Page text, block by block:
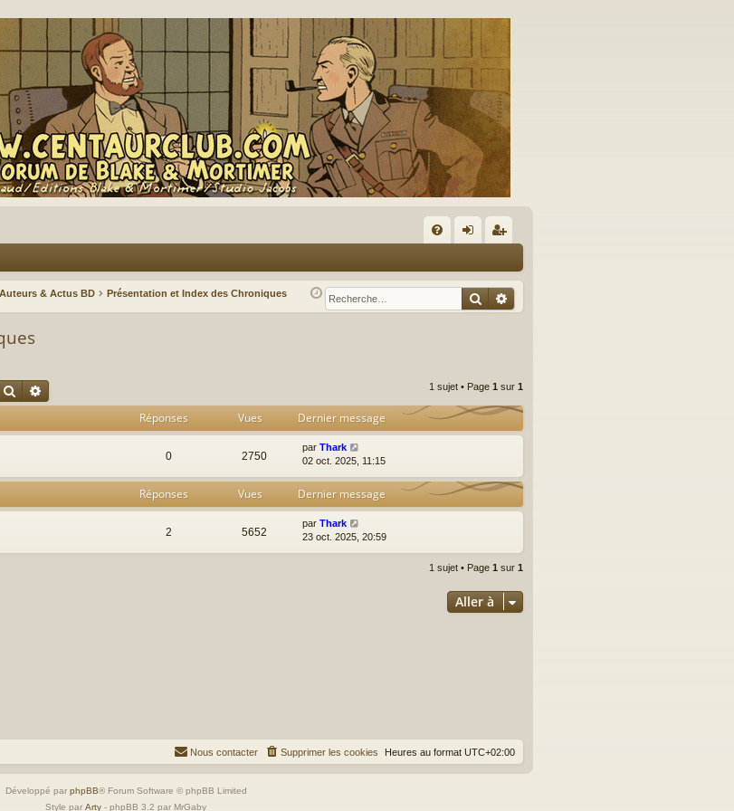
Q ne
xi
nr
eg
r
& Actus BD Présentation et Index des Chroniques Rechercher
Recherche avancée
Rechercher 1 sujet • Page 1 sur 1
Réponses Vues Dernier message
0 2750
par Thark
02 oct. 2025, 11:15
Réponses Vues Dernier message
2 5652
par Thark
23 oct. 2025, 20:59
1 sujet • Page 1 sur 1
Aller à
Heures au format UTC+02:00
Supprimer les cookies
Nous contacter
Développé par phpBB® Forum Software © phpBB Limited
Style par Arty - phpBB 3.2 par MrGaby